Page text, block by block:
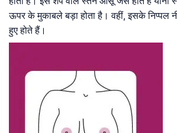
ऊपर के मुकाबले बड़ा होता है। वहीं, इसके
हुए होते हैं।